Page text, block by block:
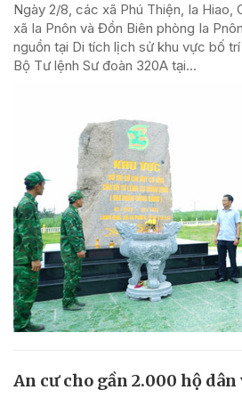
Ngày 2/8, các xã Phú Thiện, Ia Hiao,
xã Ia Pnôn và Đồn Biên phòng Ia
nguồn tại Di tích lịch sử khu vực bố
Bộ Tư lệnh Sư đoàn 320A tại...
An cư cho gần 2.000 hộ